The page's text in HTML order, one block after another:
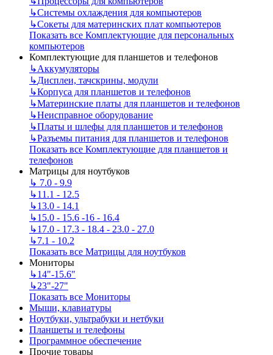
↳Системы охлаждения для компьютеров
↳Сокеты для материнских плат компьютеров
Показать все Комплектующие для персональных
компьютеров
Комплектующие для планшетов и телефонов
↳Аккумуляторы
↳Дисплеи, тачскрины, модули
↳Корпуса для планшетов и телефонов
↳Материнские платы для планшетов и телефонов
↳Неисправное оборудование
↳Платы и шлефы для планшетов и телефонов
↳Разъемы питания для планшетов и телефонов
Показать все Комплектующие для планшетов и
телефонов
Матрицы для ноутбуков
↳ 7.0 - 9.9
↳11.1 - 12.5
↳13.0 - 14.1
↳15.0 - 15.6 -16 - 16.4
↳17.0 - 17.3 - 18.4 - 23.0 - 27.0
↳7.1 - 10.2
Показать все Матрицы для ноутбуков
Мониторы
↳14"-15.6"
↳23"-27"
Показать все Мониторы
Мыши, клавиатуры
Ноутбуки, ультрабуки и нетбуки
Планшеты и телефоны
Программное обеспечение
Прочие товары